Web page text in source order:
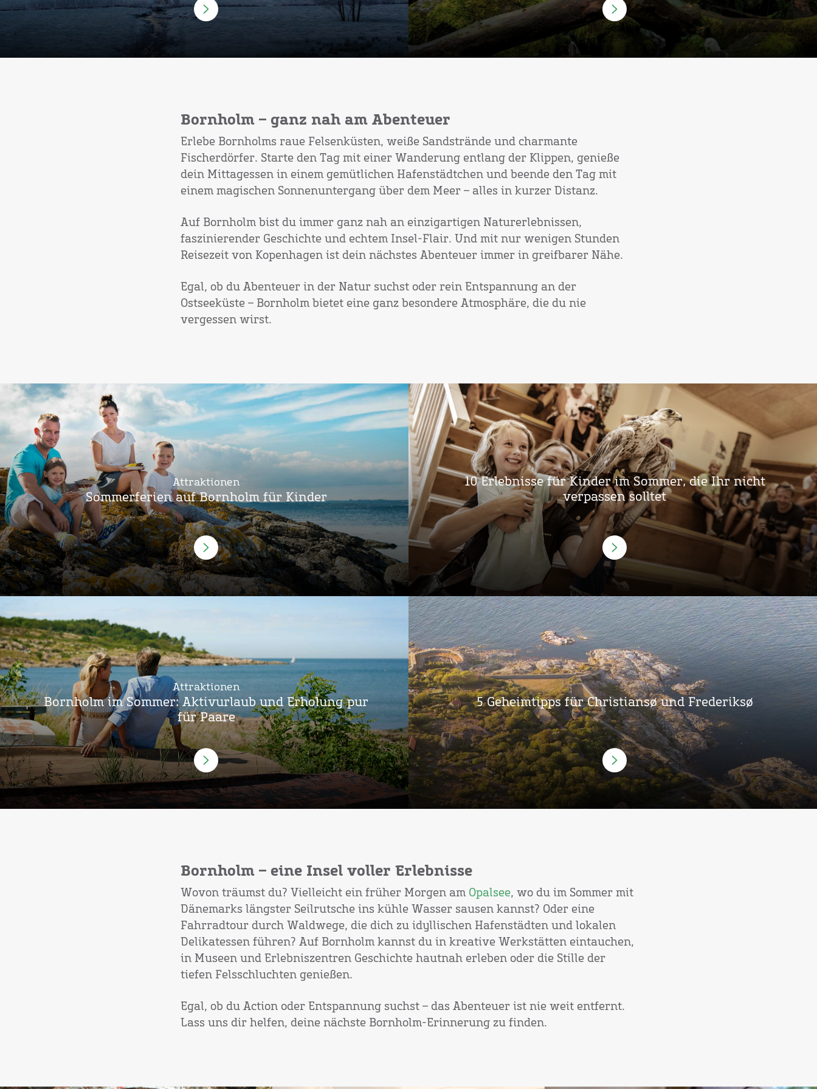
Bornholm – ganz nah am Abenteuer
Erlebe Bornholms raue Felsenküsten, weiße Sandstrände und charmante
Fischerdörfer. Starte den Tag mit einer Wanderung entlang der Klippen, genieße
dein Mittagessen in einem gemütlichen Hafenstädtchen und beende den Tag mit
einem magischen Sonnenuntergang über dem Meer – alles in kurzer Distanz.
Auf Bornholm bist du immer ganz nah an einzigartigen Naturerlebnissen,
faszinierender Geschichte und echtem Insel-Flair. Und mit nur wenigen Stunden
Reisezeit von Kopenhagen ist dein nächstes Abenteuer immer in greifbarer Nähe.
Egal, ob du Abenteuer in der Natur suchst oder rein Entspannung an der
Ostseeküste – Bornholm bietet eine ganz besondere Atmosphäre, die du nie
vergessen wirst.
Attraktionen
Sommerferien auf Bornholm für Kinder
10 Erlebnisse für Kinder im Sommer, die Ihr nicht
verpassen solltet
Attraktionen
Bornholm im Sommer: Aktivurlaub und Erholung pur
für Paare
5 Geheimtipps für Christiansø und Frederiksø
Bornholm – eine Insel voller Erlebnisse
Wovon träumst du? Vielleicht ein früher Morgen am Opalsee, wo du im Sommer mit
Dänemarks längster Seilrutsche ins kühle Wasser sausen kannst? Oder eine
Fahrradtour durch Waldwege, die dich zu idyllischen Hafenstädten und lokalen
Delikatessen führen? Auf Bornholm kannst du in kreative Werkstätten eintauchen,
in Museen und Erlebniszentren Geschichte hautnah erleben oder die Stille der
tiefen Felsschluchten genießen.
Egal, ob du Action oder Entspannung suchst – das Abenteuer ist nie weit entfernt.
Lass uns dir helfen, deine nächste Bornholm-Erinnerung zu finden.